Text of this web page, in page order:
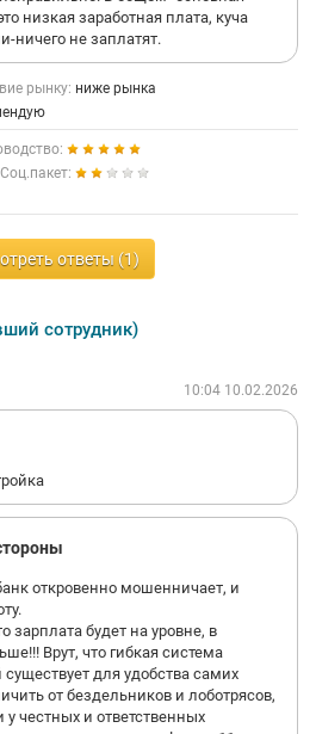
низкая заработная плата, куча
ничего не заплатят.
рынку: ниже рынка
Соц.пакет:
ответы (1)
сотрудник)
10:04 10.02.2026
откровенно мошенничает, и
зарплата будет на уровне, в
Врут, что гибкая система
для удобства самих
от бездельников и лоботрясов,
у честных и ответственных